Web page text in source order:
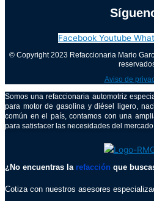
Facebook Youtube
© Copyright 2023 Refaccionaria Mario
Aviso de
Somos una refaccionaria automotriz
para motor de gasolina y diésel ligero,
común en el país, contamos con una
para satisfacer las necesidades del mercado.
¿No encuentras la refacción que
Cotiza con nuestros asesores